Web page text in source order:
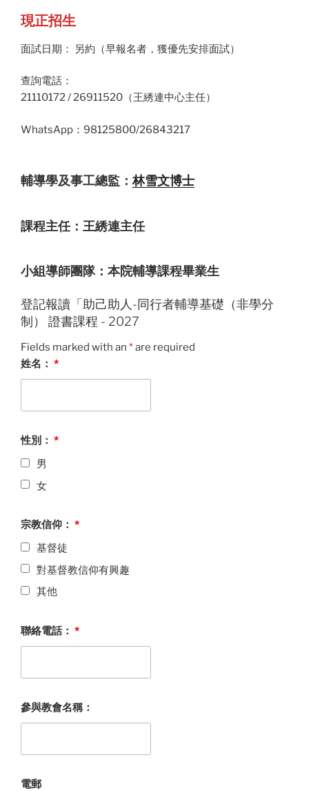
現正招生
面試日期： 另約（早報名者，獲優先安排面試）
查詢電話：
21110172 / 26911520（王綉連中心主任）
WhatsApp：98125800/26843217
輔導學及事工總監：林雪文博士
課程主任：王綉連主任
小組導師團隊：本院輔導課程畢業生
登記報讀「助己助人-同行者輔導基礎（非學分
制） 證書課程 - 2027
Fields marked with an *are required
姓名： *
性別： *
男
女
宗教信仰： *
基督徒
對基督教信仰有興趣
其他
聯絡電話： *
參與教會名稱：
電郵